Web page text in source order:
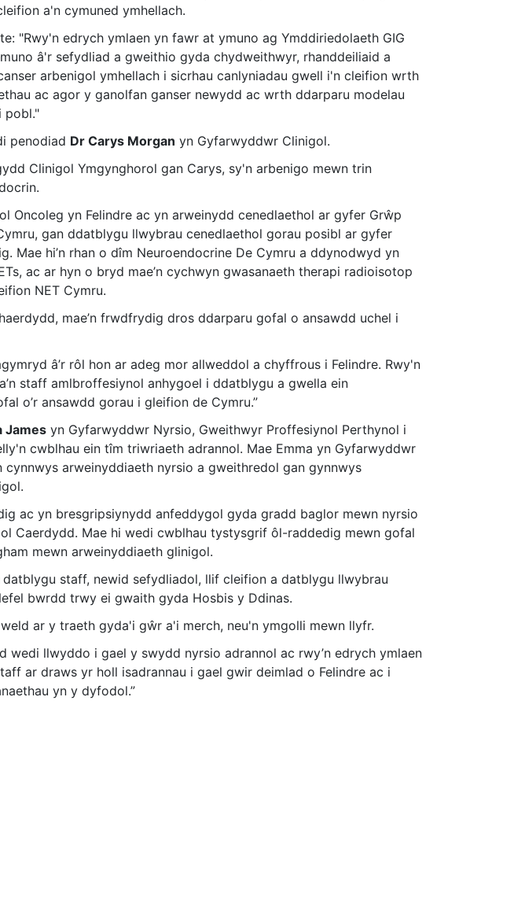
a'n cymuned ymhellach.
"Rwy'n edrych ymlaen yn fawr at ymuno ag Ymddiriedolaeth GIG
â'r sefydliad a gweithio gyda chydweithwyr, rhanddeiliaid a
arbenigol ymhellach i sicrhau canlyniadau gwell i'n cleifion wrth
ac agor y ganolfan ganser newydd ac wrth ddarparu modelau
pobl."
penodiad Dr Carys Morgan yn Gyfarwyddwr Clinigol.
Clinigol Ymgynghorol gan Carys, sy'n arbenigo mewn trin
Oncoleg yn Felindre ac yn arweinydd cenedlaethol ar gyfer Grŵp
gan ddatblygu llwybrau cenedlaethol gorau posibl ar gyfer
Mae hi’n rhan o dîm Neuroendocrine De Cymru a ddynodwyd yn
ac ar hyn o bryd mae’n cychwyn gwasanaeth therapi radioisotop
NET Cymru.
mae’n frwdfrydig dros ddarparu gofal o ansawdd uchel i
â’r rôl hon ar adeg mor allweddol a chyffrous i Felindre. Rwy'n
staff amlbroffesiynol anhygoel i ddatblygu a gwella ein
o’r ansawdd gorau i gleifion de Cymru.”
James yn Gyfarwyddwr Nyrsio, Gweithwyr Proffesiynol Perthynol i
cwblhau ein tîm triwriaeth adrannol. Mae Emma yn Gyfarwyddwr
arweinyddiaeth nyrsio a gweithredol gan gynnwys
ac yn bresgripsiynydd anfeddygol gyda gradd baglor mewn nyrsio
Caerdydd. Mae hi wedi cwblhau tystysgrif ôl-raddedig mewn gofal
mewn arweinyddiaeth glinigol.
datblygu staff, newid sefydliadol, llif cleifion a datblygu llwybrau
bwrdd trwy ei gwaith gyda Hosbis y Ddinas.
ar y traeth gyda'i gŵr a'i merch, neu'n ymgolli mewn llyfr.
wedi llwyddo i gael y swydd nyrsio adrannol ac rwy’n edrych ymlaen
ar draws yr holl isadrannau i gael gwir deimlad o Felindre ac i
yn y dyfodol.”